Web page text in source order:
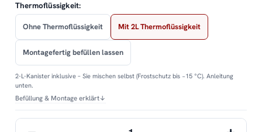
Thermoflüssigkeit:
Ohne Thermoflüssigkeit Mit 2L Thermoflüssigkeit
Montagefertig befüllen lassen
2-L-Kanister inklusive – Sie mischen selbst (Frostschutz bis −15 °C). Anleitung
unten.
Befüllung & Montage erklärt↓